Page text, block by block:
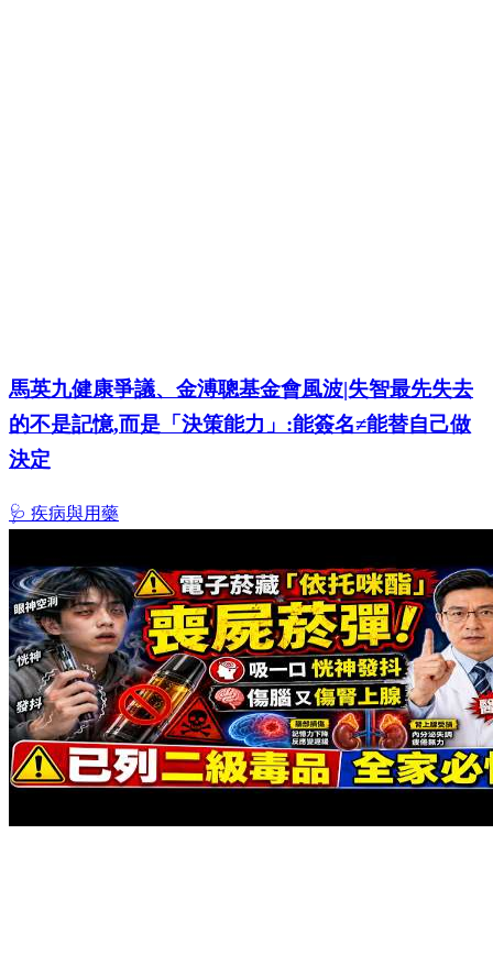
馬英九健康爭議、金溥聰基金會風波|失智最先失去
的不是記憶,而是「決策能力」:能簽名≠能替自己做
決定
🩺 疾病與用藥